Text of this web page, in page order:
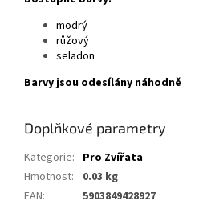
modrý
růžový
seladon
Barvy jsou odesílány náhodně
Doplňkové parametry
Kategorie: Pro Zvířata
Hmotnost:
0.03 kg
EAN: 5903849428927